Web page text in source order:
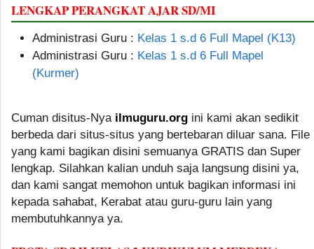
LENGKAP PERANGKAT AJAR SD/MI
Administrasi Guru : Kelas 1 s.d 6 Full Mapel (K13)
Administrasi Guru : Kelas 1 s.d 6 Full Mapel
(Kurmer)
Cuman disitus-Nya ilmuguru.org ini kami akan sedikit
berbeda dari situs-situs yang bertebaran diluar sana. File
yang kami bagikan disini semuanya GRATIS dan Super
lengkap. Silahkan kalian unduh saja langsung disini ya,
dan kami sangat memohon untuk bagikan informasi ini
kepada sahabat, Kerabat atau guru-guru lain yang
membutuhkannya ya.